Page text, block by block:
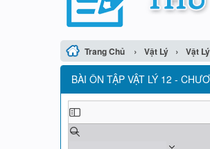
Trang Chủ › Vật Lý › Vật
BÀI ÔN TẬP VẬT LÝ 12 -